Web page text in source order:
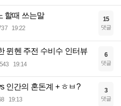
할때 쓰는말
19:22
15
댓글
뮌헨 주전 수비수 인터뷰
19:14
6
댓글
인간의 혼돈계 + ㅎㅂ?
19:13
3
댓글